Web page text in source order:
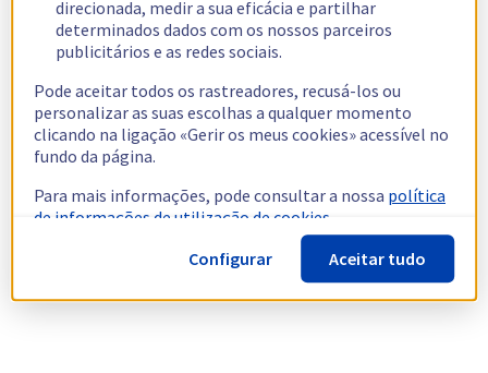
direcionada, medir a sua eficácia e partilhar
determinados dados com os nossos parceiros
publicitários e as redes sociais.
Pode aceitar todos os rastreadores, recusá-los ou
personalizar as suas escolhas a qualquer momento
clicando na ligação «Gerir os meus cookies» acessível no
fundo da página.
Para mais informações, pode consultar a nossa política
de informações de utilização de cookies.
Configurar
Aceitar tudo